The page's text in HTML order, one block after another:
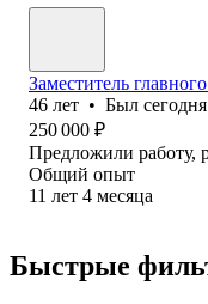
Заместитель
46 лет • Был сегодня
250 000 ₽
Предложили работу,
Общий опыт
11 лет 4 месяца
Быстрые